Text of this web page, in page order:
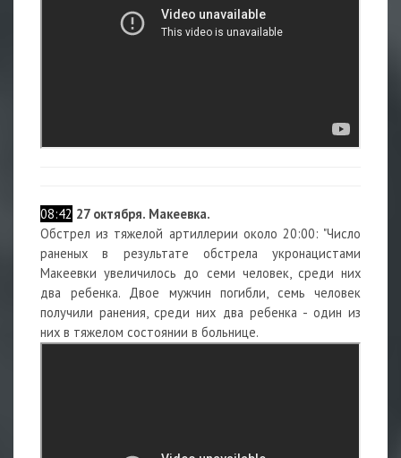
08:42 27 октября. Макеевка.
Обстрел из тяжелой артиллерии около 20:00: "Число
раненых в результате обстрела укронацистами
Макеевки увеличилось до семи человек, среди них
два ребенка. Двое мужчин погибли, семь человек
получили ранения, среди них два ребенка - один из
них в тяжелом состоянии в больнице.